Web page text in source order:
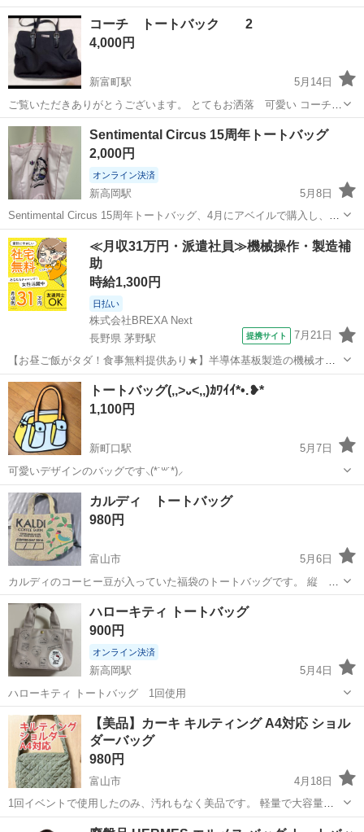
コーチ トートバック 2
4,000円
新富町駅
5月14日
ご覧いただきありがとうございます。 とてもお洒落 可愛い コーチ
トートバック です。 持っているだけでテンションがあがります。 ※
正規品保証 ※状態は 写真にてご確認下さい。 目立った汚れやキズが
少ないお品だと感じます...
富山 富山市 トートバック
Sentimental Circus 15周年トートバッグ
2,000円
オンライン決済
新高岡駅
5月8日
Sentimental Circus 15周年トートバッグ、4月にアベイルで購入し、5
月の予定がなくなったため、使わなかった。新品未使用品、タグな
し。 縦40横38マチ12
富山 高岡市 新高岡駅 バッグ 15周年
≪月収31万円・派遣社員≫機械操作・製造補
助
時給1,300円
日払い
株式会社BREXA Next
長野県 茅野駅
提携サイト 7月21日
【お昼ご飯がタダ！食事無料提供あり★】半導体基板製造の機械オペ
レーターや検査作業！未経験活躍中★カップル＆友達同士の応募OK！
赴任旅費会社負担★嬉しい無料送迎◎正社員登用制度あり！マイカー
通勤OK！無料駐車場完備！《長野県茅...
長野 茅野市 茅野駅 その他
トートバッグ(,,>᎑<,,)ｶﾜｲｲ*•.❥*
1,100円
新町口駅
5月7日
可愛いデザインのバッグです⸜(*˙꒳˙*)⸝
富山 射水市 新町口駅 バッグ
カルディ トートバッグ
980円
富山市
5月6日
カルディのコーヒー豆が入っていた福袋のトートバッグです。 縦 約
23.5cm 横 約32cm マチ 約18cm よろしくお願い致します。
富山 富山市 バッグ カルディ
ハローキティ トートバッグ
900円
オンライン決済
新高岡駅
5月4日
ハローキティ トートバッグ 1回使用
富山 高岡市 新高岡駅 バッグ ハローキティ
【美品】カーキ キルティング A4対応 ショル
ダーバッグ
980円
富山市
4月18日
1回イベントで使用したのみ、汚れもなく美品です。 軽量で大容量、
シンプルでどんなコーデにも合いやすい。 普段使いのほか、小旅行や
富山市 バッグ